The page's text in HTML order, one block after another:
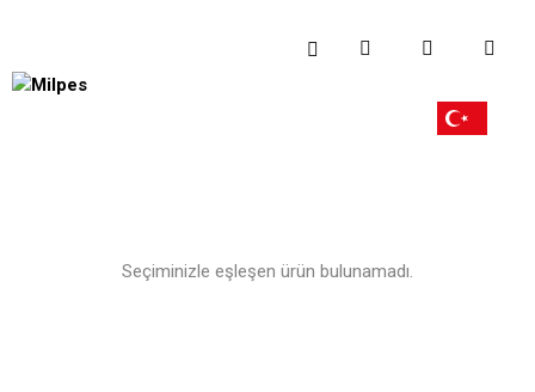
Seçiminizle eşleşen ürün bulunamadı.